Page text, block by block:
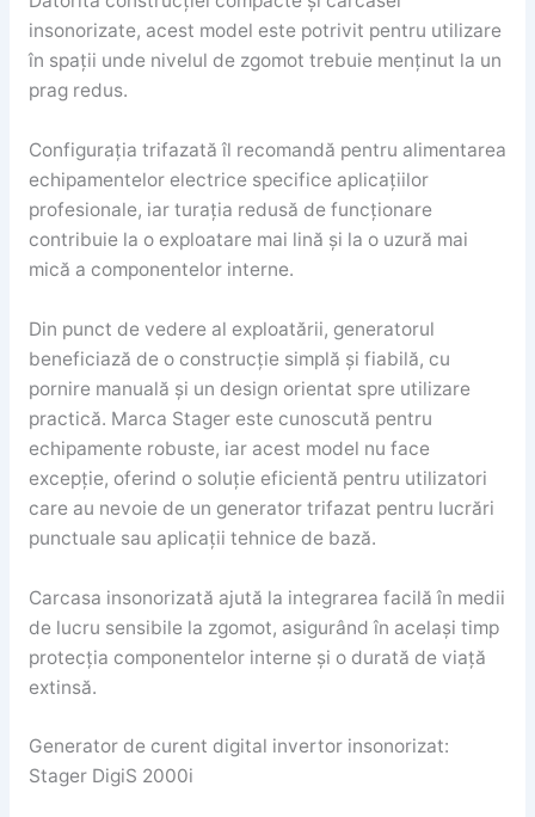
insonorizate, acest model este potrivit pentru utilizare
în spații unde nivelul de zgomot trebuie menținut la un
prag redus.
Configurația trifazată îl recomandă pentru alimentarea
echipamentelor electrice specifice aplicațiilor
profesionale, iar turația redusă de funcționare
contribuie la o exploatare mai lină și la o uzură mai
mică a componentelor interne.
Din punct de vedere al exploatării, generatorul
beneficiază de o construcție simplă și fiabilă, cu
pornire manuală și un design orientat spre utilizare
practică. Marca Stager este cunoscută pentru
echipamente robuste, iar acest model nu face
excepție, oferind o soluție eficientă pentru utilizatori
care au nevoie de un generator trifazat pentru lucrări
punctuale sau aplicații tehnice de bază.
Carcasa insonorizată ajută la integrarea facilă în medii
de lucru sensibile la zgomot, asigurând în același timp
protecția componentelor interne și o durată de viață
extinsă.
Generator de curent digital invertor insonorizat:
Stager DigiS 2000i